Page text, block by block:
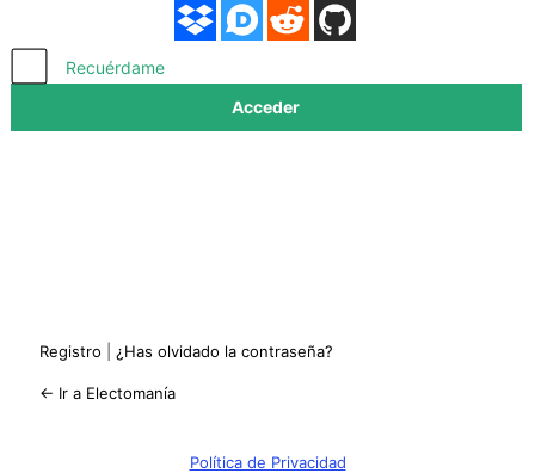
Recuérdame
Registro ¿Has olvidado la contraseña?
← Ir a Electomanía
Política de Privacidad